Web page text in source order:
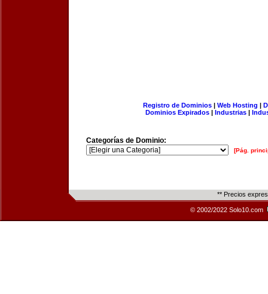
Registro de Dominios| Web Hosting |
Dominios Expirados | Industrias |
Categorías de Dominio:
[Pág.
** Precios
© 2002/2022 Solo10.com